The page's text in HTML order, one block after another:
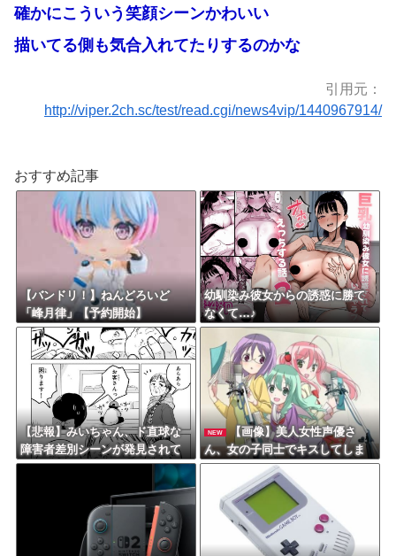
確かにこういう笑顔シーンかわいい
描いてる側も気合入れてたりするのかな
引用元：
http://viper.2ch.sc/test/read.cgi/news4vip/1440967914/
おすすめ記事
【バンドリ！】ねんどろいど
「峰月律」【予約開始】
幼馴染み彼女からの誘惑に勝て
なくて…♪
【悲報】みいちゃん、ド直球な
障害者差別シーンが発見されて
しまう・・・
NEW
【画像】美人女性声優さ
ん、女の子同士でキスしてしま
うｗｗｗｗ